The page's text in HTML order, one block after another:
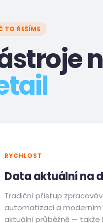
TO ŘEŠÍME
RYCHLOST
Data aktuální na
Tradiční přístup
automatizaci a
aktuální průběžně —